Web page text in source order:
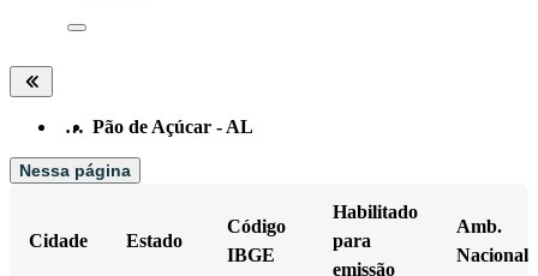
… Pão de Açúcar - AL
Nessa página
Cidade Estado
Código
IBGE
Habilitado
para
emissão
Amb.
Nacional